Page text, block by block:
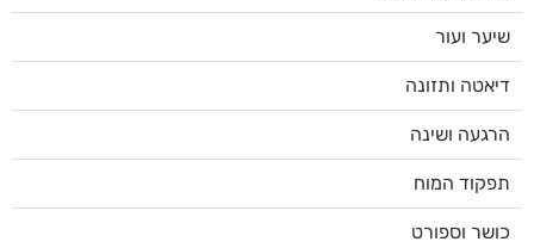
שיער ועור
דיאטה ותזונה
הרגעה ושינה
תפקוד המוח
כושר וספורט